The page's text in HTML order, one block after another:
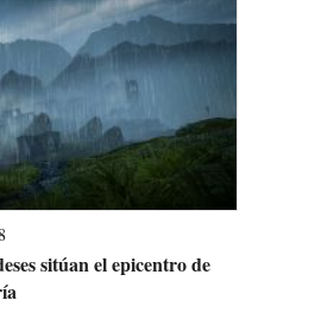
sitúan el epicentro de